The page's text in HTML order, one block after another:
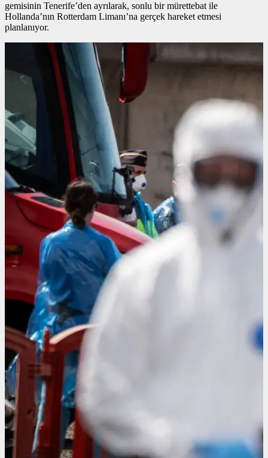
gemisinin Tenerife’den ayrılarak, sonlu bir mürettebat ile
Hollanda’nın Rotterdam Limanı’na gerçek hareket etmesi
planlanıyor.